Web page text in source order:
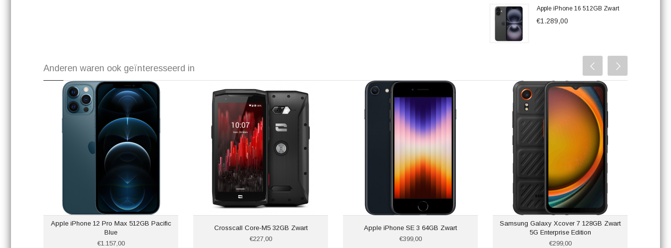
Apple iPhone 16 512GB Zwart
€1.289,00
Anderen waren ook geïnteresseerd in
Apple iPhone 12 Pro Max 512GB Pacific
Blue
€1.157,00
Crosscall Core-M5 32GB Zwart
€227,00
Apple iPhone SE 3 64GB Zwart
€399,00
Samsung Galaxy Xcover 7 128GB Zwart
5G Enterprise Edition
€299,00